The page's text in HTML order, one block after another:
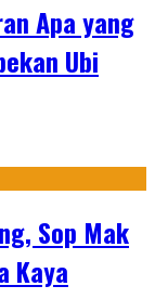
Apa yang
Ubi
Sop Mak
Kaya